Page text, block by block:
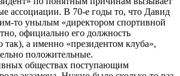
ассоциации. В 70-е годы то, что Давид
то унылым «директором спортивной
официально его должность
так), а именно «президентом клуба»,
положительные.
обществах поступающим